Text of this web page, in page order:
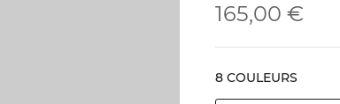
165,00 €
8 COULEURS